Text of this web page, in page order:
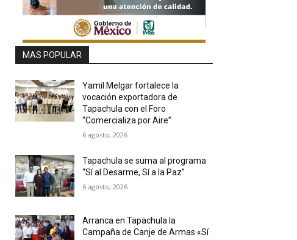
MAS POPULAR
Yamil Melgar fortalece la
vocación exportadora de
Tapachula con el Foro
“Comercializa por Aire”
6 agosto, 2026
Tapachula se suma al programa
“Sí al Desarme, Sí a la Paz”
6 agosto, 2026
Arranca en Tapachula la
Campaña de Canje de Armas «Sí